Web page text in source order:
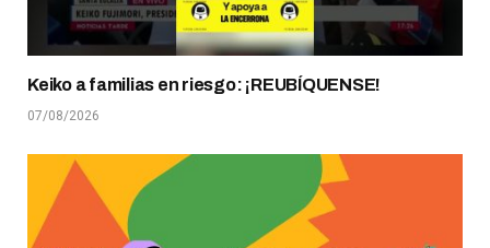
Keiko a familias en riesgo: ¡REUBÍQUENSE!
07/08/2026